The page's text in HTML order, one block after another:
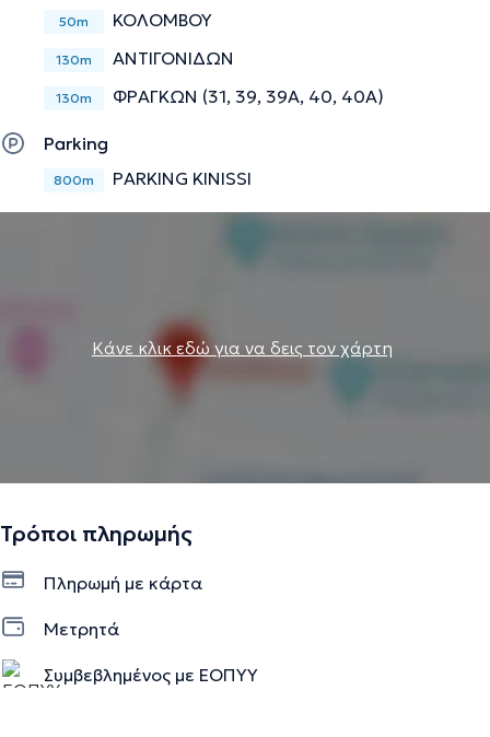
50m ΚΟΛΟΜΒΟΥ
130m ΑΝΤΙΓΟΝΙΔΩΝ
130m ΦΡΑΓΚΩΝ (31, 39, 39Α, 40, 40A)
Parking
800m PARKING KINISSI
Κάνε κλικ εδώ για να δεις τον χάρτη
Τρόποι πληρωμής
Πληρωμή με κάρτα
Μετρητά
Συμβεβλημένος με ΕΟΠΥΥ